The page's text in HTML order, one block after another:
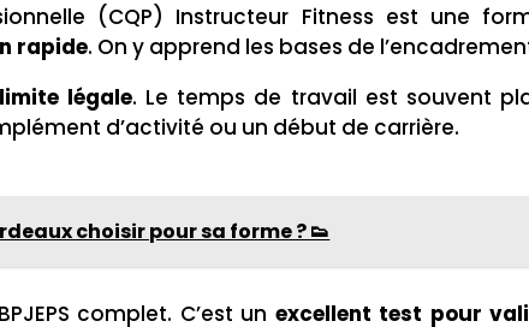
(CQP) Instructeur Fitness est une
rapide. On y apprend les bases de
limite légale. Le temps de travail est souvent
d’activité ou un début de carrière.
choisir pour sa forme ? 👟
complet. C’est un excellent test pour